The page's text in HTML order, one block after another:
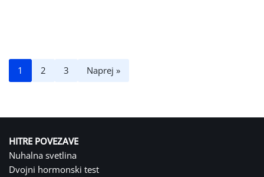
1 2 3 Naprej »
HITRE POVEZAVE
Nuhalna svetlina
Dvojni hormonski test